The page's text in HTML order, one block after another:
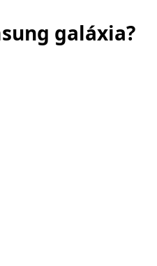
galáxia?